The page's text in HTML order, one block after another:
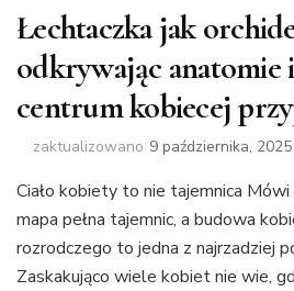
Łechtaczka jak
odkrywając anatomie
centrum kobiecej
zaktualizowano 9 października, 2025
Ciało kobiety to nie tajemnica Mówi
mapa pełna tajemnic, a budowa
rozrodczego to jedna z najrzadziej
Zaskakująco wiele kobiet nie wie,